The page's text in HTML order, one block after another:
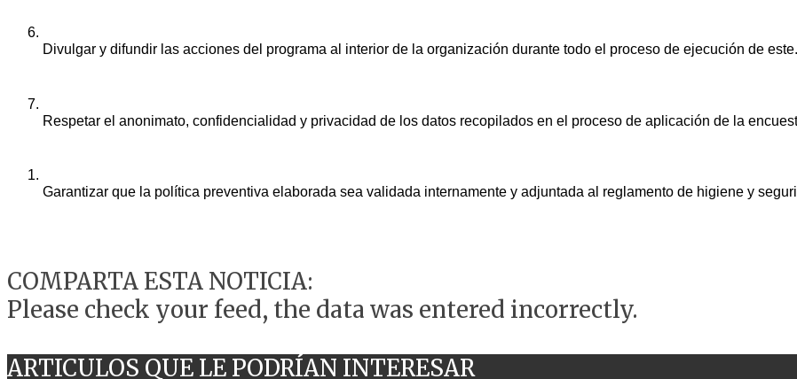
Divulgar y difundir las acciones del programa al interior de la organización durante todo el proceso de ejecución de este.
Respetar el anonimato, confidencialidad y privacidad de los datos recopilados en el proceso de aplicación de la
Garantizar que la política preventiva elaborada sea validada internamente y adjuntada al reglamento de higiene y
COMPARTA ESTA NOTICIA:
Please check your feed, the data was entered incorrectly.
ARTICULOS QUE LE PODRÍAN INTERESAR